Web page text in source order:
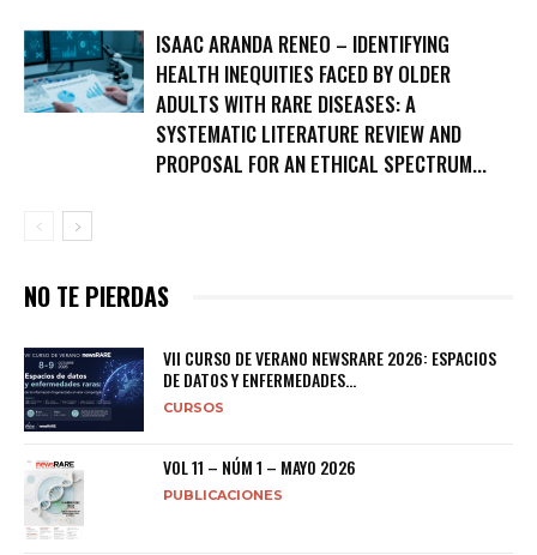
ISAAC ARANDA RENEO – IDENTIFYING
HEALTH INEQUITIES FACED BY OLDER
ADULTS WITH RARE DISEASES: A
SYSTEMATIC LITERATURE REVIEW AND
PROPOSAL FOR AN ETHICAL SPECTRUM...
NO TE PIERDAS
VII CURSO DE VERANO NEWSRARE 2026: ESPACIOS
DE DATOS Y ENFERMEDADES...
CURSOS
VOL 11 – NÚM 1 – MAYO 2026
PUBLICACIONES